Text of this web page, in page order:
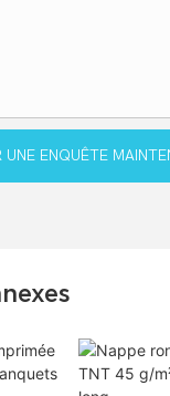
UNE ENQUÊTE